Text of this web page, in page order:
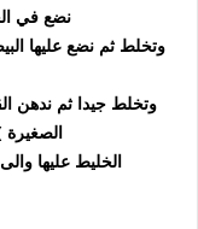
نضع في
وتخلط ثم نضع عليها
وتخلط جيدا ثم ندهن
الخليط عليها